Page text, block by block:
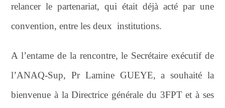
relancer le partenariat, qui était déjà acté par une
convention, entre les deux institutions.
A l’entame de la rencontre, le Secrétaire exécutif de
l’ANAQ-Sup, Pr Lamine GUEYE, a souhaité la
bienvenue à la Directrice générale du 3FPT et à ses